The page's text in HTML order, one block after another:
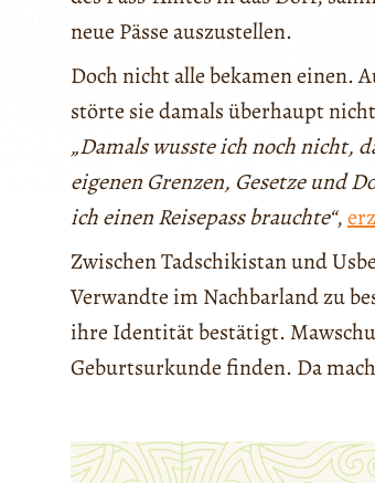
neue Pässe auszustellen.
Doch nicht alle bekamen einen.
störte sie damals überhaupt
„Damals wusste ich noch nicht,
eigenen Grenzen, Gesetze und
ich einen Reisepass brauchte“,
Zwischen Tadschikistan und
Verwandte im Nachbarland zu
ihre Identität bestätigt.
Geburtsurkunde finden. Da